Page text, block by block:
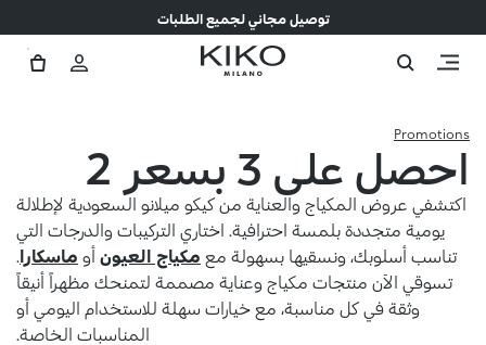
توصيل مجاني لجميع الطلبات
Promotions
احصل على 3 بسعر 2
اكتشفي عروض المكياج والعناية من كيكو ميلانو السعودية لإطلالة
يومية متجددة بلمسة احترافية. اختاري التركيبات والدرجات التي
تناسب أسلوبك، ونسقيها بسهولة مع مكياج العيون أو ماسكارا.
تسوقي الآن منتجات مكياج وعناية مصممة لتمنحك مظهراً أنيقاً
وثقة في كل مناسبة، مع خيارات سهلة للاستخدام اليومي أو
المناسبات الخاصة.